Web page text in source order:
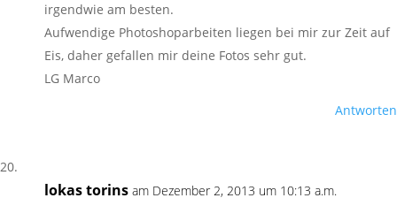
irgendwie am besten.
Aufwendige Photoshoparbeiten liegen bei mir zur Zeit auf
Eis, daher gefallen mir deine Fotos sehr gut.
LG Marco
Antworten
lokas torins am Dezember 2, 2013 um 10:13 a.m.